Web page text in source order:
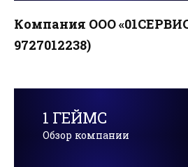
Компания ООО
9727012238)
1 ГЕЙМС
Обзор компании